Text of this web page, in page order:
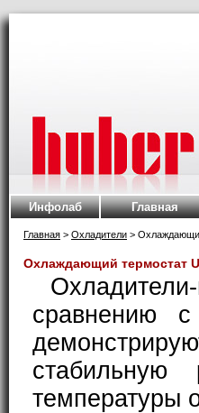
Инфолаб Главная
Главная > Охладители >
Охлаждающий термостат
сравнению
стабильную
температуры